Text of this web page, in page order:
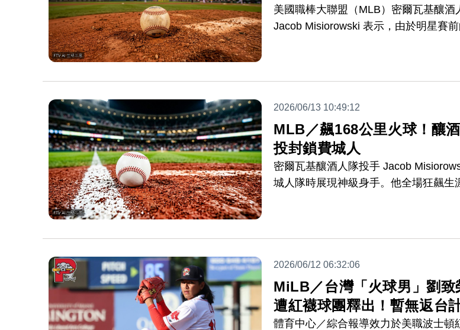
美國職棒大聯盟（MLB）密爾瓦基釀酒
Jacob Misiorowski 表示，由於明星賽
2026/06/13 10:49:12
MLB／飆168公里火球！釀
投封鎖費城人
密爾瓦基釀酒人隊投手 Jacob
城人隊時展現神級身手。他全場狂飆生
2026/06/12 06:32:06
MiLB／台灣「火球男」劉致
遭紅襪球團釋出！暫無返台
體育中心／綜合報導效力於美職波士頓